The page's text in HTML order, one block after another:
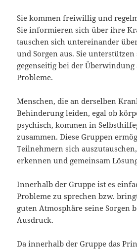
Sie kommen freiwillig und
Sie informieren sich über ihre
tauschen sich untereinander
und Sorgen aus. Sie
gegenseitig bei der
Probleme.
Menschen, die an derselben
Behinderung leiden, egal ob
psychisch, kommen in
zusammen. Diese Gruppen
Teilnehmern sich
erkennen und gemeinsam
Innerhalb der Gruppe ist es
Probleme zu sprechen bzw.
guten Atmosphäre seine Sorgen
Ausdruck.
Da innerhalb der Gruppe das